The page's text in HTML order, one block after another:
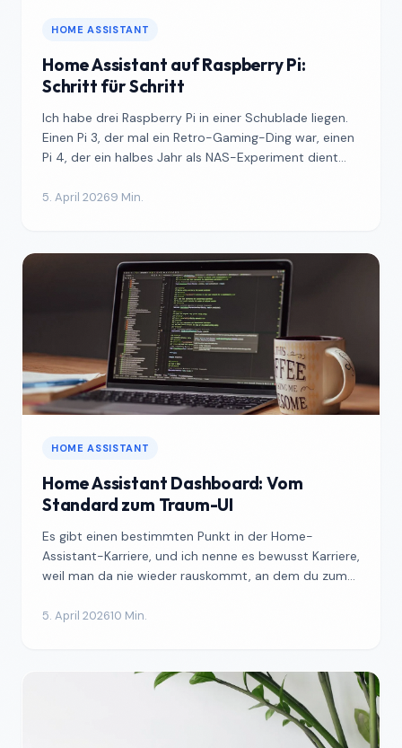
HOME ASSISTANT
Home Assistant auf Raspberry Pi:
Schritt für Schritt
Ich habe drei Raspberry Pi in einer Schublade liegen.
Einen Pi 3, der mal ein Retro-Gaming-Ding war, einen
Pi 4, der ein halbes Jahr als NAS-Experiment dient...
5. April 20269 Min.
HOME ASSISTANT
Home Assistant Dashboard: Vom
Standard zum Traum-UI
Es gibt einen bestimmten Punkt in der Home-
Assistant-Karriere, und ich nenne es bewusst Karriere,
weil man da nie wieder rauskommt, an dem du zum
5. April 202610 Min.